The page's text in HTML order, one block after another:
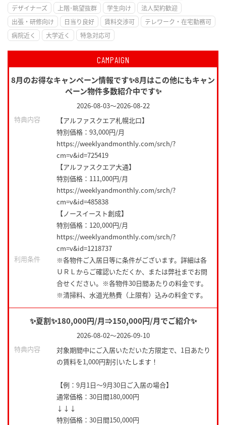
デザイナーズ
上階･眺望抜群 学生向け
法人契約歓迎
出張・研修向け
日当り良好 賃料交渉可
テレワーク・在宅勤務可
病院近く
大学近く 特急対応可
CAMPAIGN
8月のお得なキャンペーン情報です✨8月はこの他にもキャン
ペーン物件多数紹介中です✨
2026-08-03～2026-08-22
特典内容
【アルファスクエア札幌北口】
特別価格：93,000円/月
https://weeklyandmonthly.com/srch/?
cm=v&id=725419
【アルファスクエア大通】
特別価格：111,000円/月
https://weeklyandmonthly.com/srch/?
cm=v&id=485838
【ノースイースト創成】
特別価格：120,000円/月
https://weeklyandmonthly.com/srch/?
cm=v&id=1218737
利用条件
※各物件ご入居日等に条件がございます。詳細は各
ＵＲＬからご確認いただくか、または弊社までお問
合せください。※各物件30日間あたりの料金です。
※清掃料、水道光熱費（上限有）込みの料金です。
✨夏割✨180,000円/月⇒150,000円/月でご紹介✨
2026-08-02～2026-09-10
特典内容
対象期間中にご入居いただいた方限定で、1日あたり
の賃料を1,000円割引いたします！
【例：9月1日～9月30日ご入居の場合】
通常価格：30日間180,000円
↓↓↓
特別価格：30日間150,000円